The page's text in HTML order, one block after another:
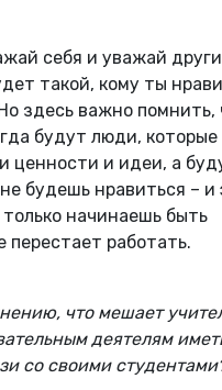
себя и уважай
такой, кому ты
здесь важно помнить,
будут люди, которые
ценности и идеи, а
будешь нравиться – и
начинаешь быть
перестает работать.
что мешает
деятелям
со своими